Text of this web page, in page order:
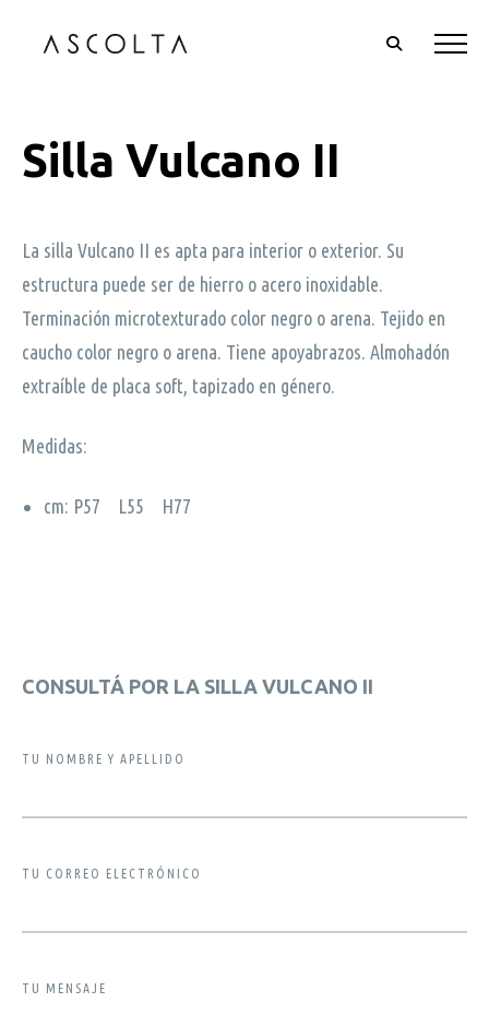
Silla Vulcano II
La silla Vulcano II es apta para interior o exterior. Su
estructura puede ser de hierro o acero inoxidable.
Terminación microtexturado color negro o arena. Tejido en
caucho color negro o arena. Tiene apoyabrazos. Almohadón
extraíble de placa soft, tapizado en género.
Medidas:
cm: P57 L55 H77
CONSULTÁ POR LA SILLA VULCANO II
TU NOMBRE Y APELLIDO
TU CORREO ELECTRÓNICO
TU MENSAJE